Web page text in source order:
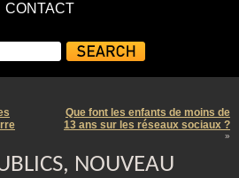
CONTACT
Que font les enfants de moins de
13 ans sur les réseaux sociaux ?
»
NOUVEAU